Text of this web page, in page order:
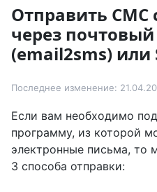
Отправить СМС
через
(email2sms) или
Последнее изменение:
Если вам необходимо
программу, из которой
электронные письма, то
3 способа отправки: